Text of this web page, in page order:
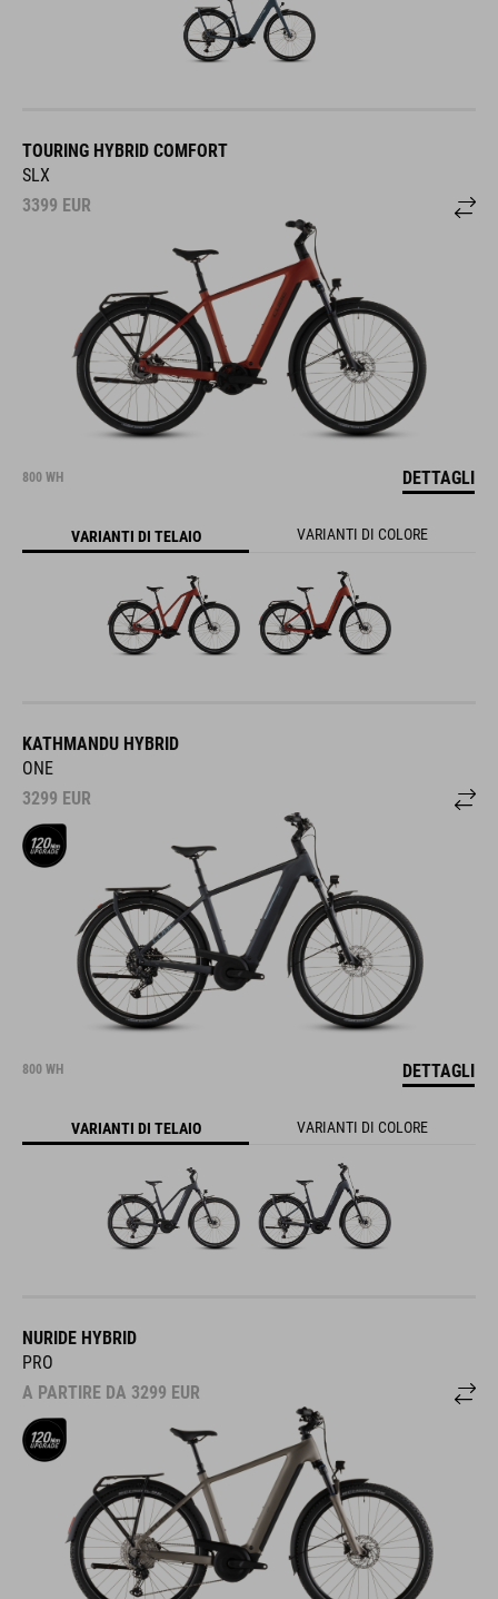
TOURING HYBRID COMFORT
SLX
3399 EUR
800 WH DETTAGLI
VARIANTI DI TELAIO VARIANTI DI COLORE
KATHMANDU HYBRID
ONE
3299 EUR
800 WH DETTAGLI
VARIANTI DI TELAIO VARIANTI DI COLORE
NURIDE HYBRID
PRO
A PARTIRE DA 3299 EUR